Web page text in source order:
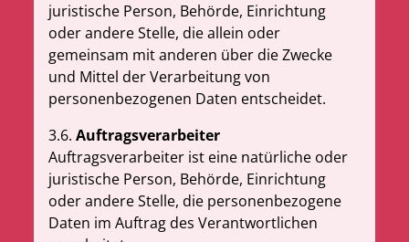
juristische Person, Behörde, Einrichtung
oder andere Stelle, die allein oder
gemeinsam mit anderen über die Zwecke
und Mittel der Verarbeitung von
personenbezogenen Daten entscheidet.
3.6.Auftragsverarbeiter
Auftragsverarbeiter ist eine natürliche oder
juristische Person, Behörde, Einrichtung
oder andere Stelle, die personenbezogene
Daten im Auftrag des Verantwortlichen